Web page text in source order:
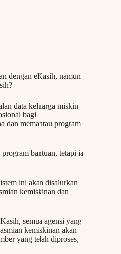
dengan eKasih, namun
data keluarga miskin
bagi
dan memantau program
bantuan, tetapi ia
ini akan disalurkan
kemiskinan dan
semua agensi yang
kemiskinan akan
yang telah diproses,